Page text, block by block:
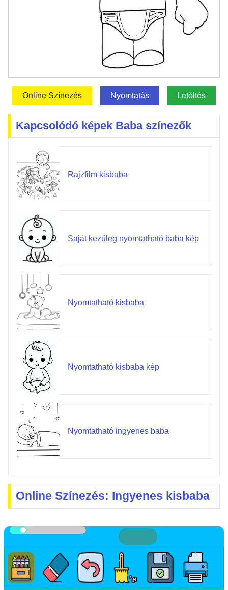
Online Színezés Nyomtatás Letöltés
Kapcsolódó képek Baba színezők
Rajzfilm kisbaba
Saját kezűleg nyomtatható baba kép
Nyomtatható kisbaba
Nyomtatható kisbaba kép
Nyomtatható ingyenes baba
Online Színezés: Ingyenes kisbaba